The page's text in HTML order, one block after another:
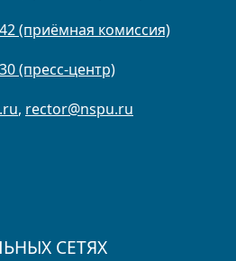
(приёмная комиссия)
(пресс-центр)
, rector@nspu.ru
СЕТЯХ